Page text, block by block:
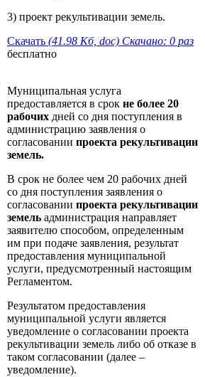
3) проект рекультивации земель.
Скачать (41.98 Кб, doc) Скачано: 0 раз
бесплатно
Муниципальная услуга
предоставляется в срок не более 20
рабочих дней со дня поступления в
администрацию заявления о
согласовании проекта рекультивации
земель.
В срок не более чем 20 рабочих дней
со дня поступления заявления о
согласовании проекта рекультивации
земель администрация направляет
заявителю способом, определенным
им при подаче заявления, результат
предоставления муниципальной
услуги, предусмотренный настоящим
Регламентом.
Результатом предоставления
муниципальной услуги является
уведомление о согласовании проекта
рекультивации земель либо об отказе в
таком согласовании (далее –
уведомление).